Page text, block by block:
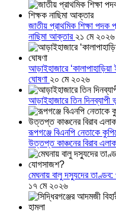
জাতীয় প্রাথমিক শিক্ষা পদক
নাছিমা আক্তার ২১ মে ২০২৬
আড়াইহাজারে
ঘোষণা ২০ মে ২০২৬
আড়াইহাজারে তিন দিনব্যাপী
রূপগঞ্জে বিএনপি নেতাকে
উত্তপ্ত কাঞ্চনের বিরাব
মেঘনায় বালু দস্যুদের
১৭ মে ২০২৬